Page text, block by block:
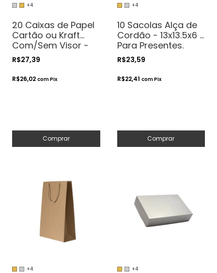
+4
20 Caixas de Papel
Cartão ou Kraft
Com/Sem Visor -
11x11x6 - Para
Presentes.
Cosméticos ou
Artesanatos
R$27,39
R$26,02 comPix
Comprar
+4
10 Sacolas Alça de
Cordão - 13x13.5x6 -
Para Presentes.
Cosméticos ou
Artesanatos
R$23,59
R$22,41 comPix
Comprar
+4 +4